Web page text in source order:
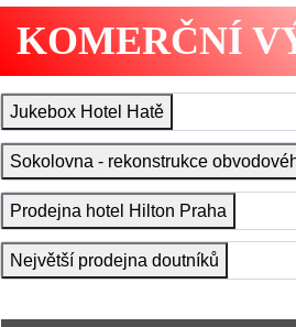
KOMERČNÍ
Jukebox Hotel Hatě
Sokolovna - rekonstrukce
Prodejna hotel Hilton Praha
Největší prodejna doutníků